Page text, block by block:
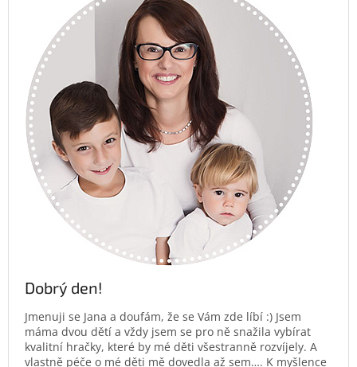
Dobrý den!
Jmenuji se Jana a doufám, že se Vám zde líbí :) Jsem
máma dvou dětí a vždy jsem se pro ně snažila vybírat
kvalitní hračky, které by mé děti všestranně rozvíjely. A
vlastně péče o mé děti mě dovedla až sem…. K myšlence